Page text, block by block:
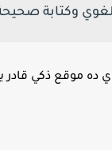
موقع ذكي قادر